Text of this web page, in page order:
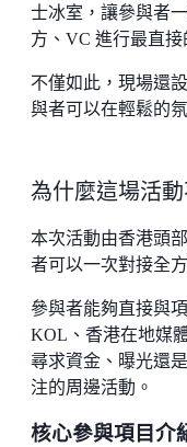
士冰室，讓參與者
方、VC 進行最直接
不僅如此，現場還
與者可以在輕鬆的
為什麼這場活動
本次活動由香港頭
者可以一次對接全
參與者能夠直接與
KOL、香港在地媒
尋求資金、曝光還
注的周邊活動。
核心參與項目介